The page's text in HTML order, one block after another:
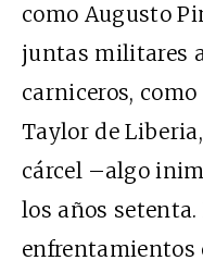
como Augusto
juntas militares
carniceros,
Taylor de
cárcel –algo
los años setenta.
enfrentamientos